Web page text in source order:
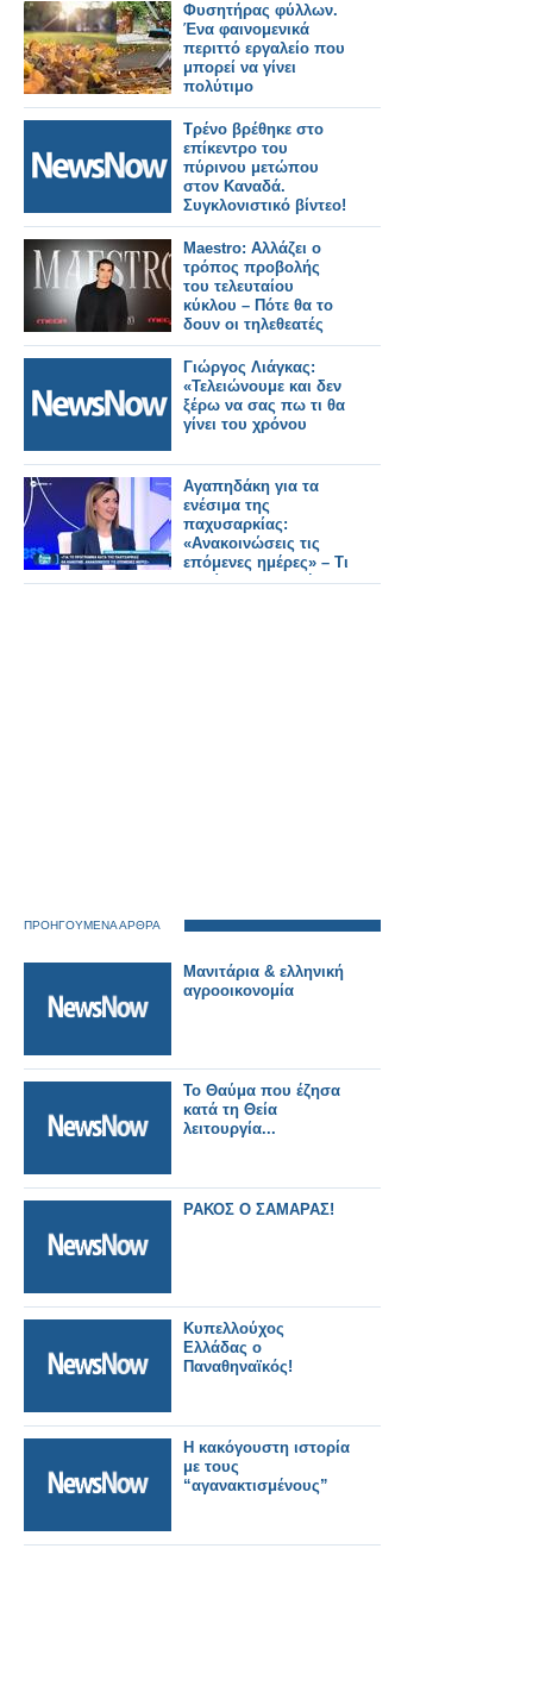
Φυσητήρας φύλλων.
Ένα φαινομενικά
περιττό εργαλείο που
μπορεί να γίνει
πολύτιμο
Τρένο βρέθηκε στο
επίκεντρο του
πύρινου μετώπου
στον Καναδά.
Συγκλονιστικό βίντεο!
Maestro: Αλλάζει ο
τρόπος προβολής
του τελευταίου
κύκλου – Πότε θα το
δουν οι τηλεθεατές
Γιώργος Λιάγκας:
«Τελειώνουμε και δεν
ξέρω να σας πω τι θα
γίνει του χρόνου
Αγαπηδάκη για τα
ενέσιμα της
παχυσαρκίας:
«Ανακοινώσεις τις
επόμενες ημέρες» – Τι
θα γίνει με τους ήδη
ΠΡΟΗΓΟΥΜΕΝΑ ΑΡΘΡΑ
Μανιτάρια & ελληνική
αγροοικονομία
Το Θαύμα που έζησα
κατά τη Θεία
λειτουργία...
ΡΑΚΟΣ Ο ΣΑΜΑΡΑΣ!
Κυπελλούχος
Ελλάδας ο
Παναθηναϊκός!
Η κακόγουστη ιστορία
με τους
“αγανακτισμένους”